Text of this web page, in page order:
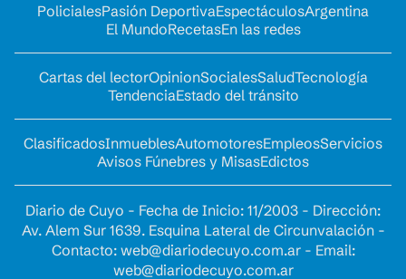
PolicialesPasión DeportivaEspectáculosArgentina
El MundoRecetasEn las redes
Cartas del lectorOpinionSocialesSaludTecnología
TendenciaEstado del tránsito
ClasificadosInmueblesAutomotoresEmpleosServicios
Avisos Fúnebres y MisasEdictos
Diario de Cuyo - Fecha de Inicio: 11/2003 - Dirección:
Av. Alem Sur 1639. Esquina Lateral de Circunvalación -
Contacto: web@diariodecuyo.com.ar- Email:
web@diariodecuyo.com.ar